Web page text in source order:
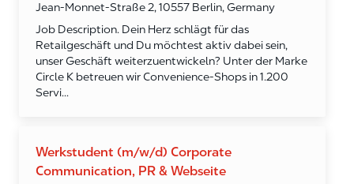
Jean-Monnet-Straße 2, 10557 Berlin, Germany
Job Description. Dein Herz schlägt für das
Retailgeschäft und Du möchtest aktiv dabei sein,
unser Geschäft weiterzuentwickeln? Unter der Marke
Circle K betreuen wir Convenience-Shops in 1.200
Servi...
Werkstudent (m/w/d) Corporate
Communication, PR & Webseite